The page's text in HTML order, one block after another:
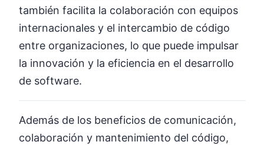
también facilita la colaboración con equipos
internacionales y el intercambio de código
entre organizaciones, lo que puede impulsar
la innovación y la eficiencia en el desarrollo
de software.
Además de los beneficios de comunicación,
colaboración y mantenimiento del código,